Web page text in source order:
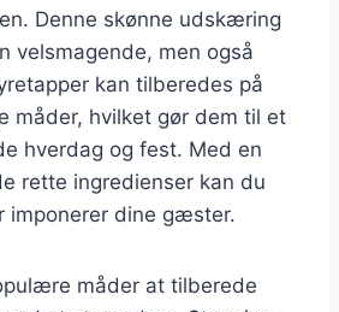
Denne skønne udskæring
velsmagende, men også
kan tilberedes på
måder, hvilket gør dem til et
hverdag og fest. Med en
rette ingredienser kan du
imponerer dine gæster.
måder at tilberede